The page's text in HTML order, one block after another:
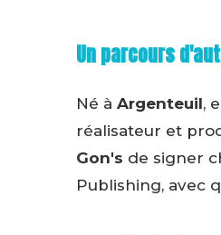
Un parcours
Né à Argenteuil,
réalisateur et
Gon's de signer
Publishing, avec